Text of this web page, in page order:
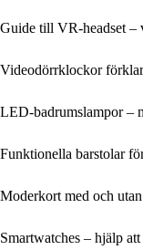
Guide till VR-headset –
Videodörrklockor
LED-badrumslampor –
Funktionella barstolar
Moderkort med och
Smartwatches – hjälp